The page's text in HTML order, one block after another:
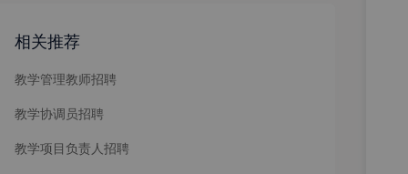
相关推荐
教学管理教师招聘
教学协调员招聘
教学项目负责人招聘